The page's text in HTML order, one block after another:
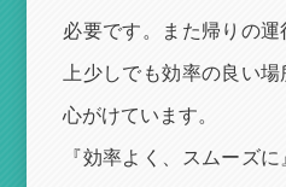
必要です。また帰りの
上少しでも効率の良い
心がけています。
『効率よく、スムーズ